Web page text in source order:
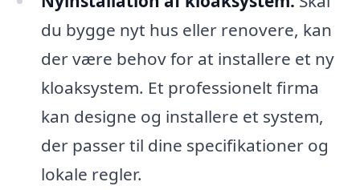
du bygge nyt hus eller renovere, kan
der være behov for at installere et ny
kloaksystem. Et professionelt firma
kan designe og installere et system,
der passer til dine specifikationer og
lokale regler.